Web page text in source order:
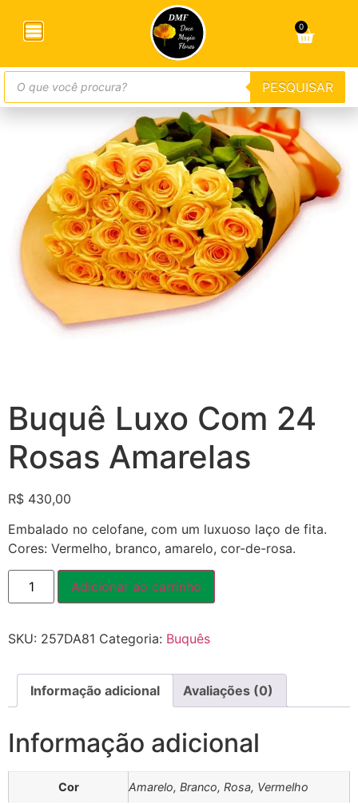
/ Buquê Luxo Com 24 Rosas Amarelas
Buquê Luxo Com 24
Rosas Amarelas
R$ 430,00
Embalado no celofane, com um luxuoso laço de fita.
Cores: Vermelho, branco, amarelo, cor-de-rosa.
Adicionar ao carrinho
SKU: 257DA81 Categoria: Buquês
Informação adicional Avaliações (0)
Informação adicional
Cor Amarelo, Branco, Rosa, Vermelho
0
PESQUISAR